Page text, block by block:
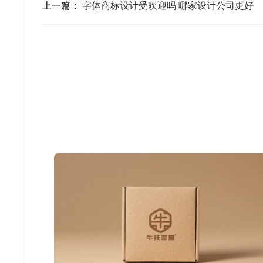
上一篇： 字体商标设计受欢迎吗 哪家设计公司更好